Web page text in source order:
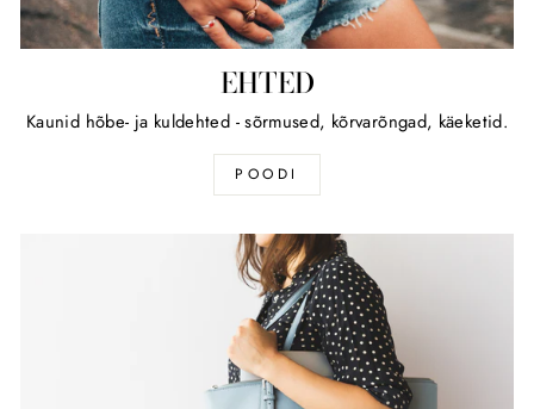
EHTED
Kaunid hõbe- ja kuldehted - sõrmused, kõrvarõngad, käeketid.
POODI